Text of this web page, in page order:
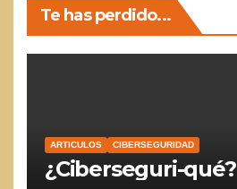
Te has perdido...
ARTICULOS CIBERSEGURIDAD
¿Ciberseguri-qué?